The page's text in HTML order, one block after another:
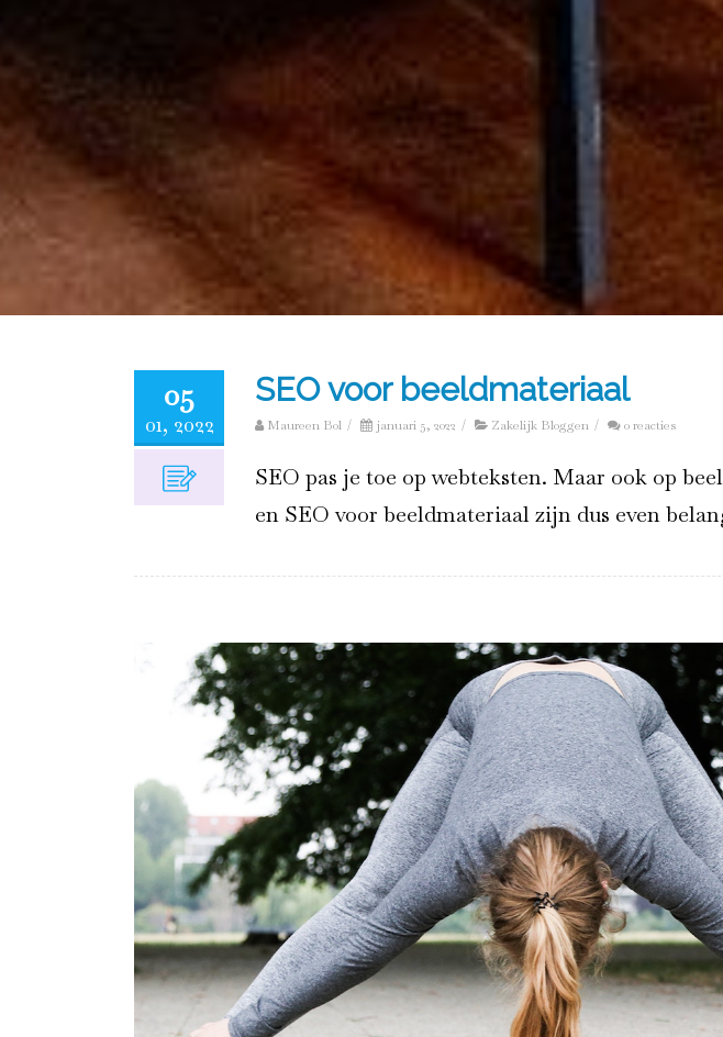
05
01, 2022
SEO voor beeldmateriaal
Maureen Bol / januari 5, 2022 / Zakelijk Bloggen / 0 reacties
SEO pas je toe op webteksten. Maar ook op
en SEO voor beeldmateriaal zijn dus even